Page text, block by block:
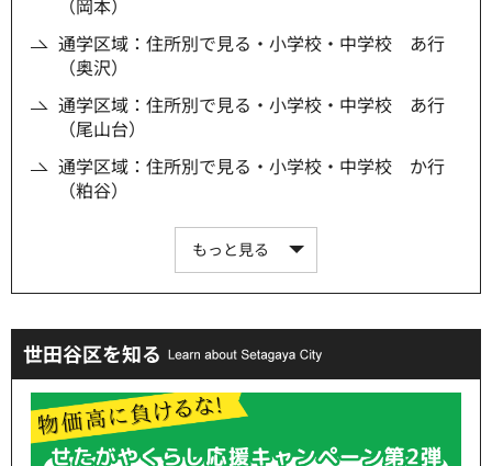
通学区域：住所別で見る・小学校・中学校 あ行
（奥沢）
通学区域：住所別で見る・小学校・中学校 あ行
（尾山台）
通学区域：住所別で見る・小学校・中学校 か行
（粕谷）
もっと見る
世田谷区を知る